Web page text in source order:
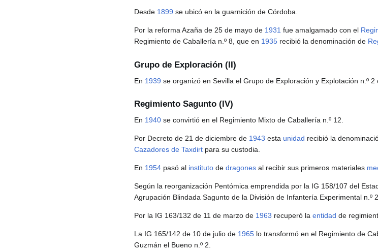
Desde 1899 se ubicó en la guarnición de Córdoba.
Por la reforma Azaña de 25 de mayo de 1931 fue amalgamado con el
Regimiento de Caballería n.º 8, que en 1935 recibió la denominación de
Grupo de Exploración (II)
En 1939 se organizó en Sevilla el Grupo de Exploración y Explotación n.º
Regimiento Sagunto (IV)
En 1940 se convirtió en el Regimiento Mixto de Caballería n.º 12.
Por Decreto de 21 de diciembre de 1943 esta unidad recibió la
Cazadores de Taxdirt para su custodia.
En 1954 pasó al instituto de dragones al recibir sus primeros materiales
Según la reorganización Pentómica emprendida por la IG 158/107 del
Agrupación Blindada Sagunto de la División de Infantería Experimental n.º
Por la IG 163/132 de 11 de marzo de 1963 recuperó la entidad de
La IG 165/142 de 10 de julio de 1965 lo transformó en el Regimiento de
Guzmán el Bueno n.º 2.